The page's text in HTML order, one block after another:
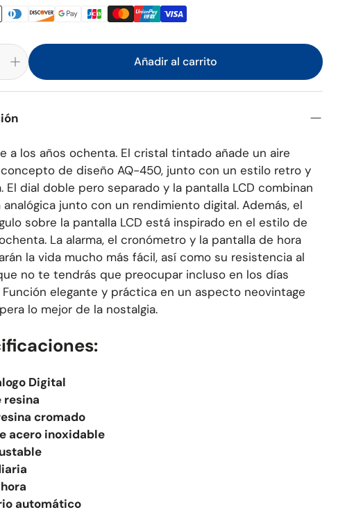
Añadir al carrito
a los años ochenta. El cristal tintado añade un aire
de diseño AQ-450, junto con un estilo retro y
El dial doble pero separado y la pantalla LCD combinan
analógica junto con un rendimiento digital. Además, el
sobre la pantalla LCD está inspirado en el estilo de
La alarma, el cronómetro y la pantalla de hora
la vida mucho más fácil, así como su resistencia al
no te tendrás que preocupar incluso en los días
Función elegante y práctica en un aspecto neovintage
lo mejor de la nostalgia.
Digital
resina
cromado
acero inoxidable
automático